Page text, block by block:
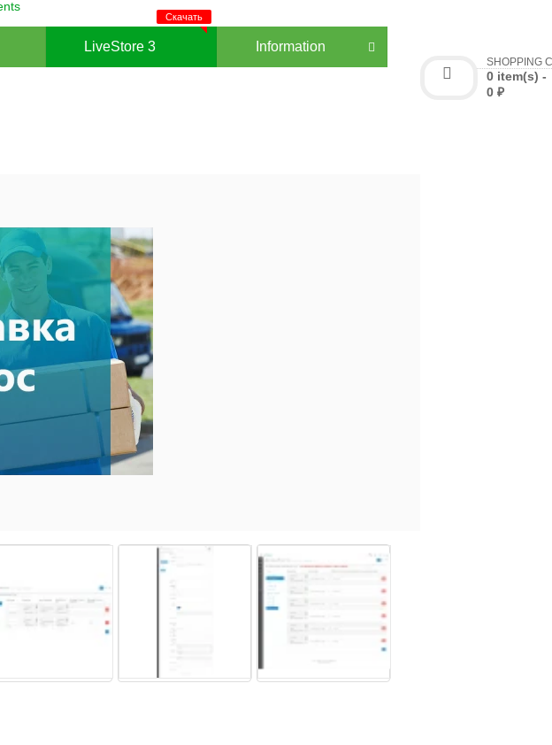
SHOPPING
0 item(s) -
0 ₽
LiveStore 3 Information